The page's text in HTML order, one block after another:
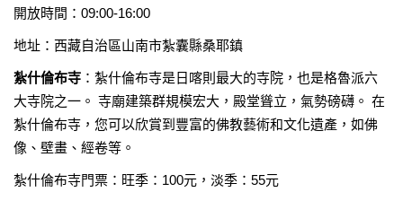
開放時間：09:00-16:00
地址：西藏自治區山南市紮囊縣桑耶鎮
紮什倫布寺 ：紮什倫布寺是日喀則最大的寺院，也是格魯派六
大寺院之一。 寺廟建築群規模宏大，殿堂聳立，氣勢磅礴。 在
紮什倫布寺，您可以欣賞到豐富的佛教藝術和文化遺產，如佛
像、壁畫、經卷等。
紮什倫布寺門票：旺季：100元，淡季：55元